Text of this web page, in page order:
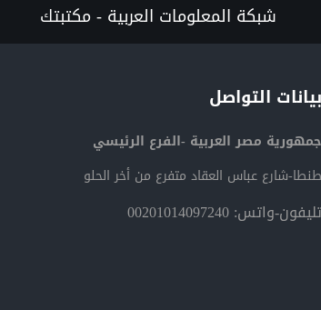
شبكة المعلومات العربية - مكتبتك
بيانات التواصل
جمهورية مصر العربية -الفرع الرئيسي
طنطا-شارع عباس العقاد متفرع من أخر الحلو
تليفون-واتس: 00201014097240